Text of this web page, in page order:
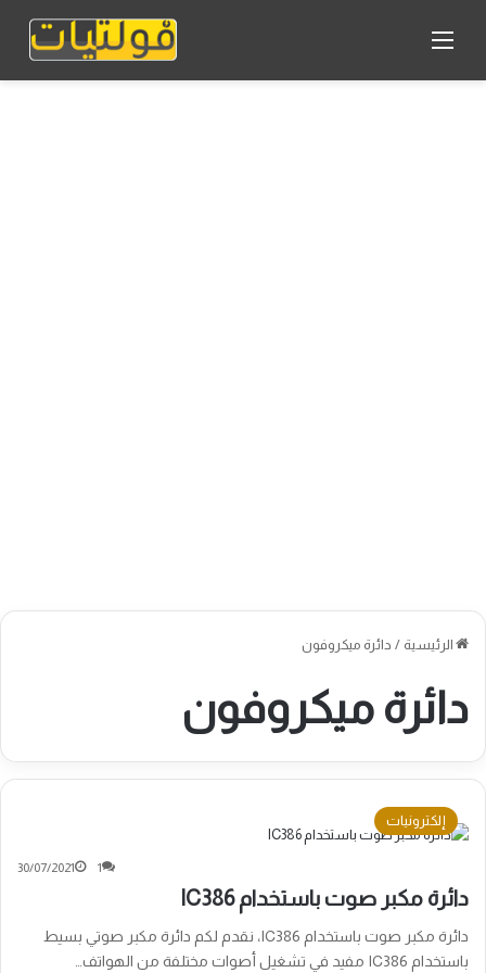
الرئيسية / دائرة ميكروفون
دائرة ميكروفون
إلكترونيات
30/07/2021 1
دائرة مكبر صوت باستخدام IC386
دائرة مكبر صوت باستخدام IC386، نقدم لكم دائرة مكبر صوتي بسيط
باستخدام IC386 مفيد في تشغيل أصوات مختلفة من الهواتف…